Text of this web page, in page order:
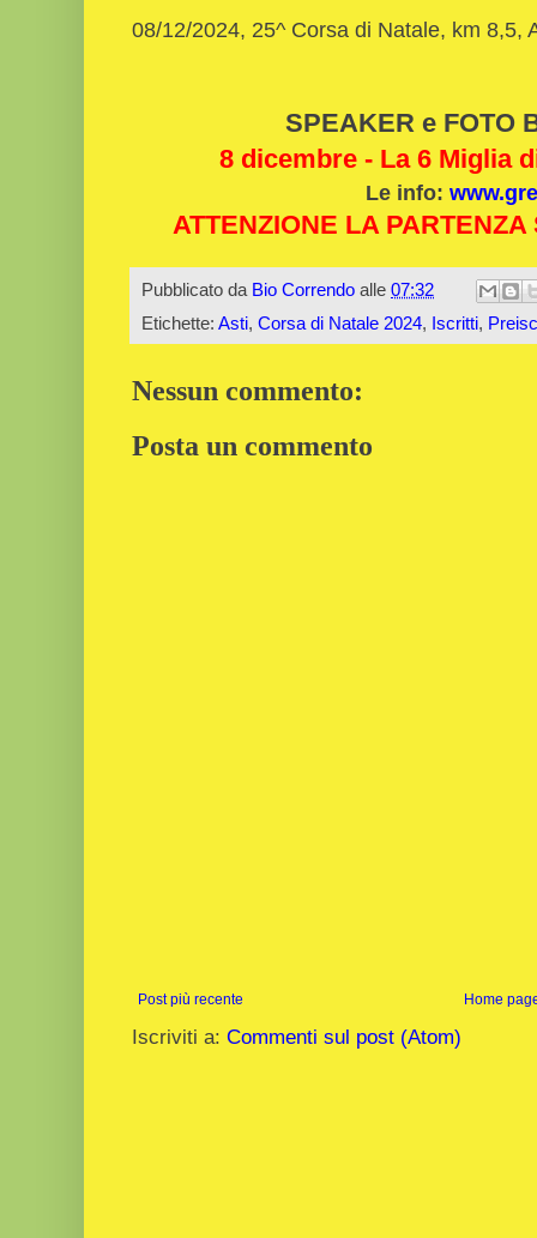
08/12/2024, 25^ Corsa di Natale, km 8,5,
SPEAKER e FOTO
8 dicembre - La 6 Miglia
Le info:
ATTENZIONE LA
Pubblicato da Bio Correndo alle 07:32
Etichette: Asti, Corsa di Natale 2024, Iscritti,
Nessun commento:
Posta un commento
Post più recente Home
Iscriviti a: Commenti sul post (Atom)